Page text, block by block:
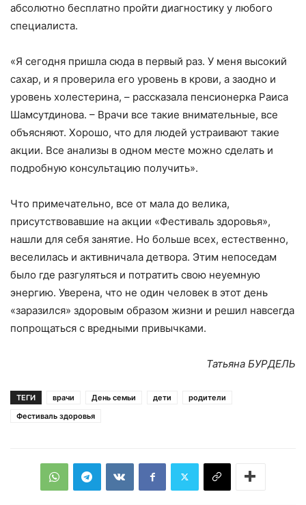
абсолютно бесплатно пройти диагностику у любого
специалиста.
«Я сегодня пришла сюда в первый раз. У меня высокий
сахар, и я проверила его уровень в крови, а заодно и
уровень холестерина, – рассказала пенсионерка Раиса
Шамсутдинова. – Врачи все такие внимательные, все
объясняют. Хорошо, что для людей устраивают такие
акции. Все анализы в одном месте можно сделать и
подробную консультацию получить».
Что примечательно, все от мала до велика,
присутствовавшие на акции «Фестиваль здоровья»,
нашли для себя занятие. Но больше всех, естественно,
веселилась и активничала детвора. Этим непоседам
было где разгуляться и потратить свою неуемную
энергию. Уверена, что не один человек в этот день
«заразился» здоровым образом жизни и решил навсегда
попрощаться с вредными привычками.
Татьяна БУРДЕЛЬ
ТЕГИ врачи День семьи дети
родители
Фестиваль здоровья